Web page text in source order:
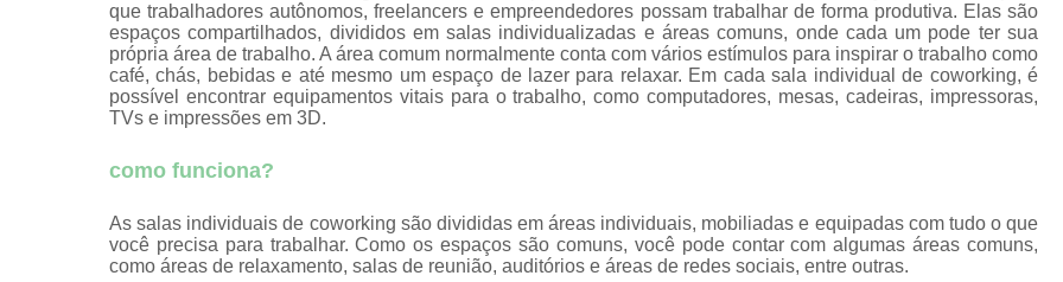
Aluguel salas por
hora
Auditórios
Certificação
Coworking para
advogados
Aluguel de Sala de Reuniões João Pessoa
Aluguel de Sala Reunião
Aluguel de Salas de Reunião para
Locação de Salas
Sala de Reuniões para Alugar
Sala de Reunião
que trabalhadores autônomos, freelancers e empreendedores possam trabalhar de forma produtiva. Elas são
espaços compartilhados, divididos em salas individualizadas e áreas comuns, onde cada um pode ter sua
própria área de trabalho. A área comum normalmente conta com vários estímulos para inspirar o trabalho como
café, chás, bebidas e até mesmo um espaço de lazer para relaxar. Em cada sala individual de coworking, é
possível encontrar equipamentos vitais para o trabalho, como computadores, mesas, cadeiras, impressoras,
TVs e impressões em 3D.
como funciona?
As salas individuais de coworking são divididas em áreas individuais, mobiliadas e equipadas com tudo o que
você precisa para trabalhar. Como os espaços são comuns, você pode contar com algumas áreas comuns,
como áreas de relaxamento, salas de reunião, auditórios e áreas de redes sociais, entre outras.